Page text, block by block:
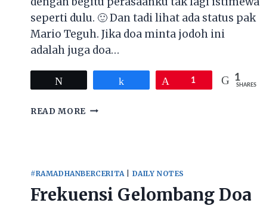
seperti dulu. 🙂 Dan tadi lihat ada status pak
Mario Teguh. Jika doa minta jodoh ini
adalah juga doa…
1 1
SHARES
READ MORE DOA
#RAMADHANBERCERITA DAILY NOTES
Frekuensi Gelombang Doa